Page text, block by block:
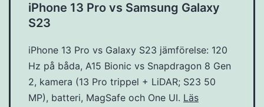
iPhone 13 Pro vs Samsung Galaxy
S23
iPhone 13 Pro vs Galaxy S23 jämförelse: 120
Hz på båda, A15 Bionic vs Snapdragon 8 Gen
2, kamera (13 Pro trippel + LiDAR; S23 50
MP), batteri, MagSafe och One UI. Läs